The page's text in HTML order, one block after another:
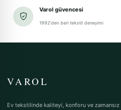
Varol güvencesi
1992'den beri tekstil deneyimi
VAROL
Ev tekstilinde kaliteyi, konforu ve zamansız